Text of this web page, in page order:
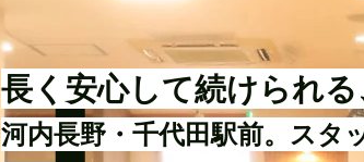
長く安心して続けられ
河内長野・千代田駅前。スタ